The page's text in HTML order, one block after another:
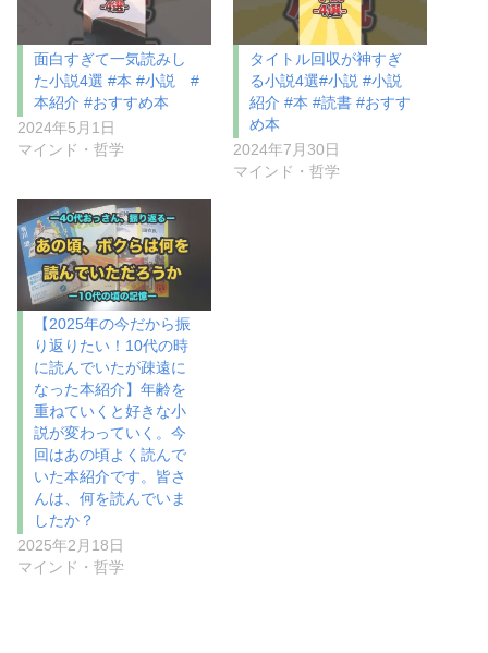
面白すぎて一気読みし
た小説4選 #本 #小説 #
本紹介 #おすすめ本
2024年5月1日
マインド・哲学
タイトル回収が神すぎ
る小説4選#小説 #小説
紹介 #本 #読書 #おすす
め本
2024年7月30日
マインド・哲学
【2025年の今だから振
り返りたい！10代の時
に読んでいたが疎遠に
なった本紹介】年齢を
重ねていくと好きな小
説が変わっていく。今
回はあの頃よく読んで
いた本紹介です。皆さ
んは、何を読んでいま
したか？
2025年2月18日
マインド・哲学